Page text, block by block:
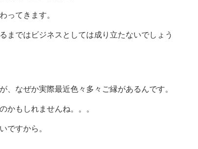
ってきます。
まではビジネスとしては成り立たないでしょう
なぜか実際最近色々多々ご縁があるんです。
かもしれませんね。。。
ですから。